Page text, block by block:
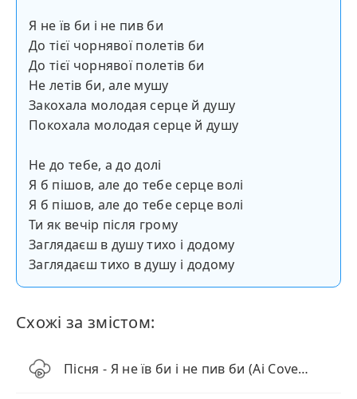
Я не їв би і не пив би
До тієї чорнявої полетів би
До тієї чорнявої полетів би
Не летів би, але мушу
Закохала молодая серце й душу
Покохала молодая серце й душу
Не до тебе, а до долі
Я б пішов, але до тебе серце волі
Я б пішов, але до тебе серце волі
Ти як вечір після грому
Заглядаєш в душу тихо і додому
Заглядаєш тихо в душу і додому
Схожі за змістом:
Пісня - Я не їв би і не пив би (Ai Cover Remix)